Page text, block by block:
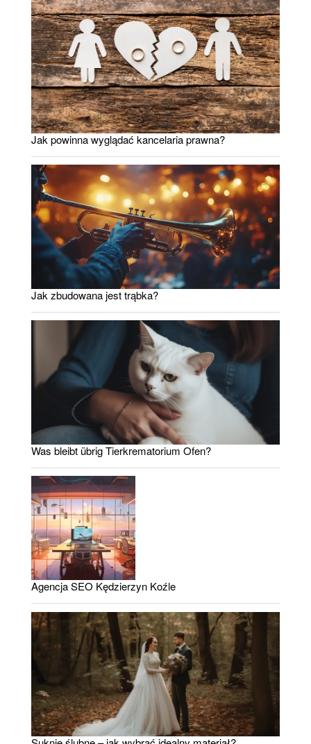
Jak powinna wyglądać kancelaria prawna?
Jak zbudowana jest trąbka?
Was bleibt übrig Tierkrematorium Ofen?
Agencja SEO Kędzierzyn Koźle